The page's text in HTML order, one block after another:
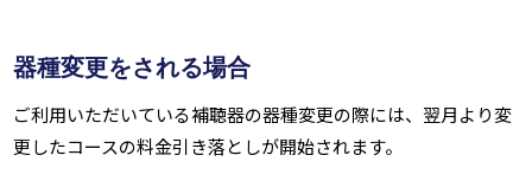
器種変更をされる場合
ご利用いただいている補聴器の器種変更の際には、翌月より変
更したコースの料金引き落としが開始されます。